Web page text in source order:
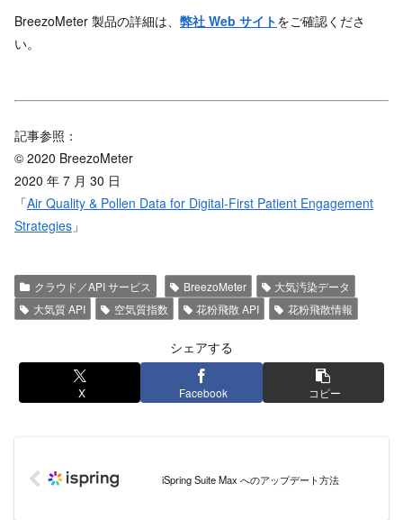
BreezoMeter 製品の詳細は、 弊社 Web サイトをご確認くださ
い。
記事参照：
© 2020 BreezoMeter
2020 年 7 月 30 日
「Air Quality & Pollen Data for Digital-First Patient Engagement
Strategies 」
クラウド／API サービス BreezoMeter
大気汚染データ
大気質 API
空気質指数 花粉飛散 API 花粉飛散情報
シェアする
X Facebook コピー
iSpring Suite Max へのアップデート方法